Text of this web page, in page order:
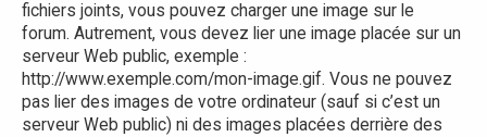
fichiers joints, vous pouvez charger une image sur le
forum. Autrement, vous devez lier une image placée sur un
serveur Web public, exemple :
http://www.exemple.com/mon-image.gif. Vous ne pouvez
pas lier des images de votre ordinateur (sauf si c’est un
serveur Web public) ni des images placées derrière des